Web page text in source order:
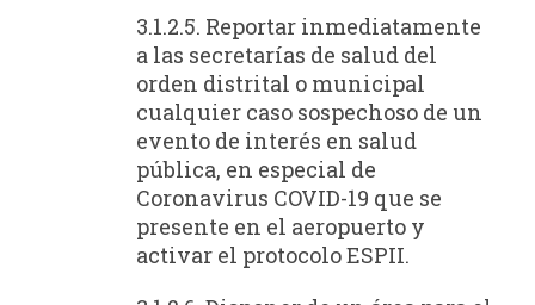
3.1.2.5. Reportar inmediatamente
a las secretarías de salud del
orden distrital o municipal
cualquier caso sospechoso de un
evento de interés en salud
pública, en especial de
Coronavirus COVID-19 que se
presente en el aeropuerto y
activar el protocolo ESPII.